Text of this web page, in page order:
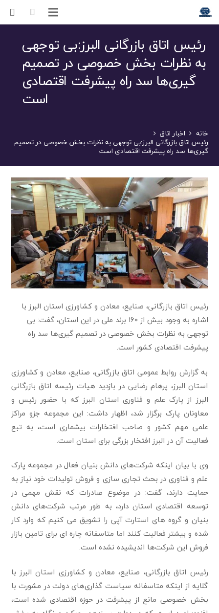
رئیس اتاق بازرگانی البرز:بی توجهی
به نظرات بخش خصوصی در تصمیم
گیری‌ها سد راه پیشرفت اقتصادی
است
خانه اخبار اتاق
رئیس اتاق بازرگانی البرز:بی توجهی به نظرات بخش خصوصی در تصمیم
گیری‌ها سد راه پیشرفت اقتصادی است
رئیس اتاق بازرگانی، صنایع، معادن و کشاورزی استان البرز با
اشاره به وجود بیش از ۱۶۰ برند ملی در این استان، گفت: بی
توجهی به نظرات بخش خصوصی در تصمیم گیری‌ها سد راه
پیشرفت اقتصادی کشور است.
به گزارش روابط عمومی اتاق بازرگانی، صنایع، معادن و کشاورزی
استان البرز، پرهام رضایی در بازدید هیات رئیسه اتاق بازرگانی
البرز از پارک علم و فناوری استان البرز که با حضور رئیس و
معاونان پارک برگزار شد، اظهار داشت: این مجموعه جزو مراکز
علمی مهم کشور و صاحب افتخارات بیشماری است، به تبع
فعالیت آن در البرز افتخار بزرگی برای استان است.
وی با بیان اینکه شرکت‌های دانش بنیان فعال در مجموعه پارک
علم و فناوری در بحث تجاری سازی و فروش تولیدات خود نیاز به
حمایت دارند، گفت: در موضوع صادرات که نقش مهمی در
توسعه اقتصادی استان دارد، به طور مرتب شرکت‌های دانش
بنیان و گروه های استارت آپی را تشویق می کنیم که وارد کار
شده و بیشتر فعالیت کنند اما متاسفانه چاره ای برای تامین بازار
فروش این شرکت‌ها اندیشیده نشده است.
رئیس اتاق بازرگانی، صنایع، معادن و کشاورزی استان البرز با
گلایه از اینکه متاسفانه سیاست گذاری‌های دولت در مشورت با
بخش خصوصی مانع از پیشرفت در حوزه اقتصادی شده است،